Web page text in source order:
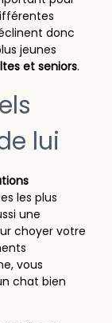
donc
jeunes
et seniors.
lui
les plus
une
choyer votre
vous
chat bien